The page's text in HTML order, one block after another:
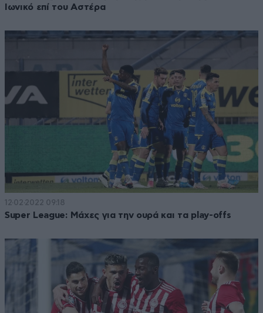
Ιωνικό επί του Αστέρα
12·02·2022 09:18
Super League: Μάχες για την ουρά και τα play-offs